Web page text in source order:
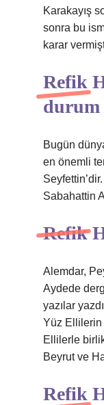
Karakayış
sonra bu
karar
Refik
durum
Bugün
en önemli
Sabahattin
Refik
Alemdar,
Aydede
yazılar
Yüz Ellilerin
Ellilerle
Beyrut ve
Refik